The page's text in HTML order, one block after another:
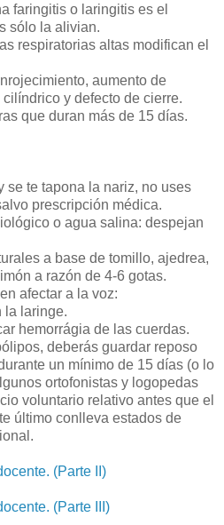
faringitis o laringitis es el
sólo la alivian.
respiratorias altas modifican el
aumento de
y defecto de cierre.
que duran más de 15 días.
se te tapona la nariz, no uses
prescripción médica.
o agua salina: despejan
a base de tomillo, ajedrea,
a razón de 4-6 gotas.
afectar a la voz:
la laringe.
hemorrágia de las cuerdas.
deberás guardar reposo
un mínimo de 15 días (o lo
ortofonistas y logopedas
voluntario relativo antes que el
último conlleva estados de
(Parte II)
(Parte III)